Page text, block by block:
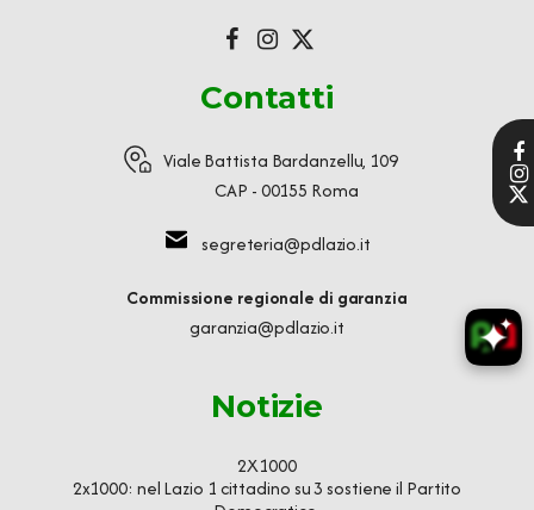
Contatti
Viale Battista Bardanzellu, 109
CAP - 00155 Roma
segreteria@pdlazio.it
Commissione regionale di garanzia
garanzia@pdlazio.it
Notizie
2X1000
2x1000: nel Lazio 1 cittadino su 3 sostiene il Partito